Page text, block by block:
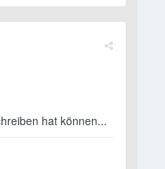
hat können...